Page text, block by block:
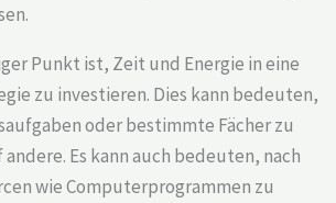
Punkt ist, Zeit und Energie in eine
zu investieren. Dies kann bedeuten,
oder bestimmte Fächer zu
Es kann auch bedeuten, nach
wie Computerprogrammen zu